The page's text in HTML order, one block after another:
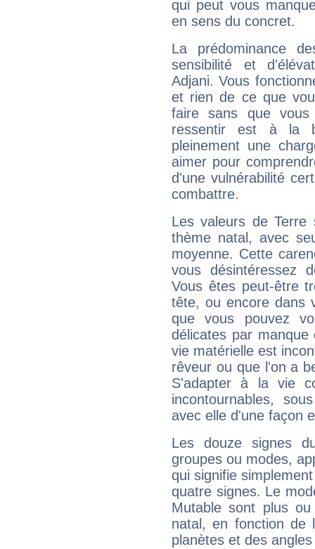
qui peut vous
en sens du concret.
La prédominance
sensibilité et
Adjani. Vous
et rien de ce que
faire sans que
ressentir est à la
pleinement une
aimer pour
d'une vulnérabilité
combattre.
Les valeurs de Terre
thème natal, avec
moyenne. Cette
vous désintéressez
Vous êtes peut-être
tête, ou encore dans
que vous pouvez
délicates par
vie matérielle est
rêveur ou que l'on a
S'adapter à la vie
incontournables,
avec elle d'une façon
Les douze signes
groupes ou modes,
qui signifie
quatre signes. Le
Mutable sont plus
natal, en fonction de
planètes et des